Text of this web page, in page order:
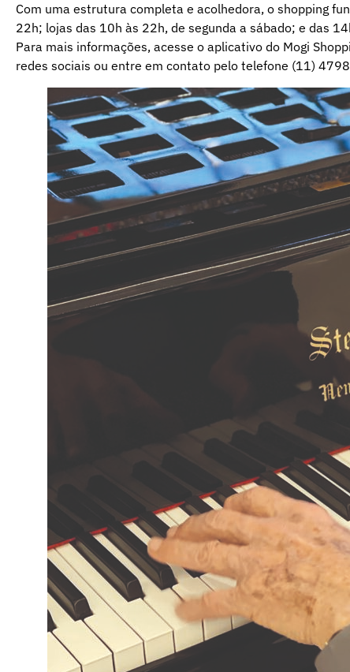
Com uma estrutura completa e acolhedora, o shopping
22h; lojas das 10h às 22h, de segunda a sábado; e das
Para mais informações, acesse o aplicativo do Mogi
redes sociais ou entre em contato pelo telefone (11)